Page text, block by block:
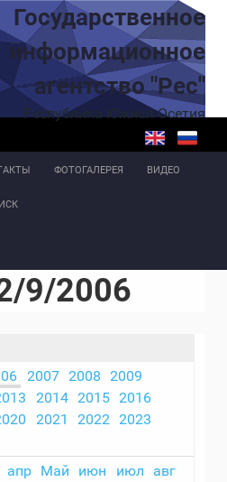
Государственное
информационное
агентство "Рес"
Республика Южная Осетия
ФОТОГАЛЕРЕЯ ВИДЕО
9/2006
2007 2008
2009
2014 2015 2016
2021 2022 2023
апр Май июн июл
авг